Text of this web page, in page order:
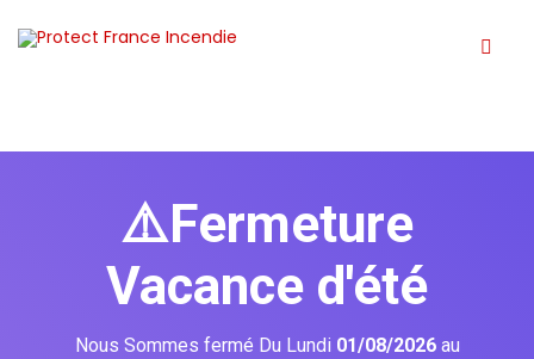
⚠️Fermeture
Vacance d'été
Nous Sommes fermé Du Lundi 01/08/2026 au